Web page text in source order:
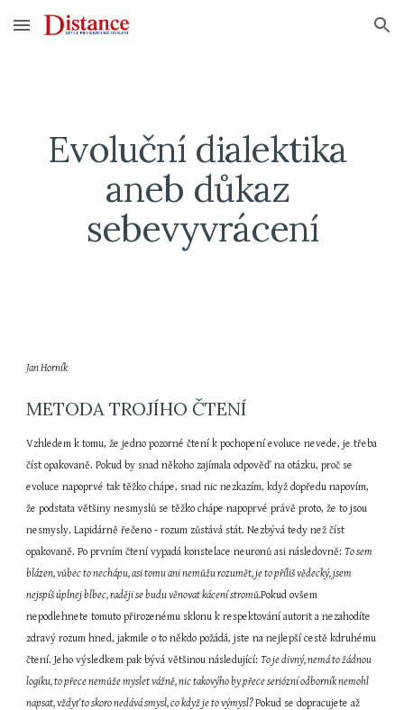
Skip to main content Skip to navigation
Evoluční dialektika
aneb důkaz
sebevyvrácení
Jan Horník
METODA TROJÍHO ČTENÍ
Vzhledem k tomu, že jedno pozorné čtení k pochopení evoluce nevede, je třeba
číst opakovaně. Pokud by snad někoho zajímala odpověď na otázku, proč se
evoluce napoprvé tak těžko chápe, snad nic nezkazím, když dopředu napovím,
že podstata většiny nesmyslů se těžko chápe napoprvé právě proto, že to jsou
nesmysly. Lapidárně řečeno - rozum zůstává stát. Nezbývá tedy než číst
opakovaně. Po prvním čtení vypadá konstelace neuronů asi následovně: To sem
blázen, vůbec to nechápu, asi tomu ani nemůžu rozumět, je to příliš vědecký, jsem
nejspíš úplnej blbec, raději se budu věnovat kácení stromů.Pokud ovšem
nepodlehnete tomuto přirozenému sklonu k respektování autorit a nezahodíte
zdravý rozum hned, jakmile o to někdo požádá, jste na nejlepší cestě kdruhému
čtení. Jeho výsledkem pak bývá většinou následující: To je divný, nemá to žádnou
logiku, to přece nemůže myslet vážně, nic takovýho by přece seriózní odborník nemohl
napsat, vždyť to skoro nedává smysl, co když je to výmysl? Pokud se dopracujete až